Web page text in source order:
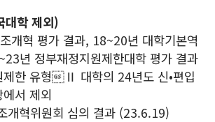
대학 제외)
개혁 평가 결과, 18~20년 대학기본역
년 정부재정지원제한대학 평가 결과
제한 유형Ⅱ 대학의 24년도 신•편입
서 제외
개혁위원회 심의 결과 (23.6.19)